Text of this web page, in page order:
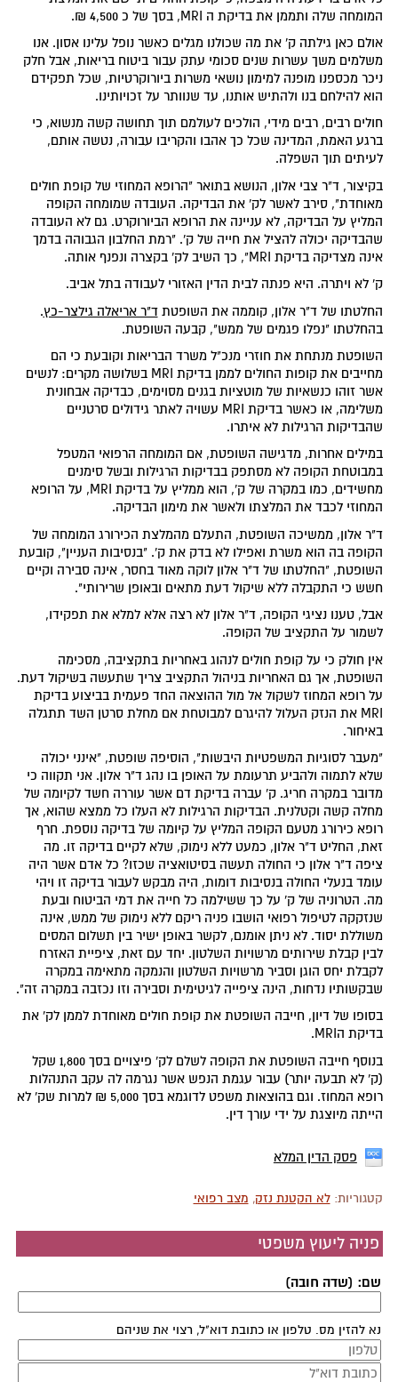
המומחה שלה ותממן את בדיקת ה MRI, בסך של כ 4,500 ₪.
אולם כאן גילתה ק' את מה שכולנו מגלים כאשר נופל עלינו אסון. אנו
משלמים משך עשרות שנים סכומי עתק עבור ביטוח בריאות, אבל חלק
ניכר מכספנו מופנה למימון נושאי משרות ביורוקרטיות, שכל תפקידם
הוא להילחם בנו ולהתיש אותנו, עד שנוותר על זכויותינו.
חולים רבים, רבים מידי, הולכים לעולמם תוך תחושה קשה מנשוא, כי
ברגע האמת, המדינה שכל כך אהבו והקריבו עבורה, נטשה אותם,
לעיתים תוך השפלה.
בקיצור, ד"ר צבי אלון, הנושא בתואר "הרופא המחוזי של קופת חולים
מאוחדת", סירב לאשר לק' את הבדיקה. העובדה שמומחה הקופה
המליץ על הבדיקה, לא עניינה את הרופא הביורוקרט. גם לא העובדה
שהבדיקה יכולה להציל את חייה של ק'. "רמת החלבון הגבוהה בדמך
אינה מצדיקה בדיקת MRI", כך השיב לק' בקצרה ונפנף אותה.
ק' לא ויתרה. היא פנתה לבית הדין האזורי לעבודה בתל אביב.
החלטתו של ד"ר אלון, קוממה את השופטתד"ר אריאלה גילצר-כץ.
בהחלטתו "נפלו פגמים של ממש", קבעה השופטת.
השופטת מנתחת את חוזרי מנכ"ל משרד הבריאות וקובעת כי הם
מחייבים את קופות החולים לממן בדיקת MRI בשלושה מקרים: לנשים
אשר זוהו כנשאיות של מוטציות בגנים מסוימים, כבדיקה אבחונית
משלימה, או כאשר בדיקת MRI עשויה לאתר גידולים סרטניים
שהבדיקות הרגילות לא איתרו.
במילים אחרות, מדגישה השופטת, אם המומחה הרפואי המטפל
במבוטחת הקופה לא מסתפק בבדיקות הרגילות ובשל סימנים
מחשידים, כמו במקרה של ק', הוא ממליץ על בדיקת MRI, על הרופא
המחוזי לכבד את המלצתו ולאשר את מימון הבדיקה.
ד"ר אלון, ממשיכה השופטת, התעלם מהמלצת הכירורג המומחה של
הקופה בה הוא משרת ואפילו לא בדק את ק'. "בנסיבות העניין", קובעת
השופטת, "החלטתו של ד"ר אלון לוקה מאוד בחסר, אינה סבירה וקיים
חשש כי התקבלה ללא שיקול דעת מתאים ובאופן שרירותי".
אבל, טענו נציגי הקופה, ד"ר אלון לא רצה אלא למלא את תפקידו,
לשמור על התקציב של הקופה.
אין חולק כי על קופת חולים לנהוג באחריות בתקציבה, מסכימה
השופטת, אך גם האחריות בניהול התקציב צריך שתעשה בשיקול דעת.
על רופא המחוז לשקול אל מול ההוצאה החד פעמית בביצוע בדיקת
MRI את הנזק העלול להיגרם למבוטחת אם מחלת סרטן השד תתגלה
באיחור.
"מעבר לסוגיות המשפטיות היבשות", הוסיפה שופטת, "אינני יכולה
שלא לתמוה ולהביע תרעומת על האופן בו נהג ד"ר אלון. אני תקווה כי
מדובר במקרה חריג. ק' עברה בדיקת דם אשר עוררה חשד לקיומה של
מחלה קשה וקטלנית. הבדיקות הרגילות לא העלו כל ממצא שהוא, אך
רופא כירורג מטעם הקופה המליץ על קיומה של בדיקה נוספת. חרף
זאת, החליט ד"ר אלון, כמעט ללא נימוק, שלא לקיים בדיקה זו. מה
ציפה ד"ר אלון כי החולה תעשה בסיטואציה שכזו? כל אדם אשר היה
עומד בנעלי החולה בנסיבות דומות, היה מבקש לעבור בדיקה זו ויהי
מה. הטרוניה של ק' על כך ששילמה כל חייה את דמי הביטוח ובעת
שנזקקה לטיפול רפואי הושבו פניה ריקם ללא נימוק של ממש, אינה
משוללת יסוד. לא ניתן אומנם, לקשר באופן ישיר בין תשלום המסים
לבין קבלת שירותים מרשויות השלטון. יחד עם זאת, ציפיית האזרח
לקבלת יחס הוגן וסביר מרשויות השלטון והנמקה מתאימה במקרה
שבקשותיו נדחות, הינה ציפייה לגיטימית וסבירה וזו נכזבה במקרה זה".
בסופו של דיון, חייבה השופטת את קופת חולים מאוחדת לממן לק' את
בדיקת הMRI.
בנוסף חייבה השופטת את הקופה לשלם לק' פיצויים בסך 1,800 שקל
(ק' לא תבעה יותר) עבור עגמת הנפש אשר נגרמה לה עקב התנהלות
רופא המחוז. וגם בהוצאות משפט לדוגמא בסך 5,000 ₪ למרות שק' לא
הייתה מיוצגת על ידי עורך דין.
פסק הדין המלא
קטגוריות:לא הקטנת נזק, מצב רפואי
פניה ליעוץ משפטי
שם: (שדה חובה)
נא להזין מס. טלפון או כתובת דוא"ל, רצוי את שניהם